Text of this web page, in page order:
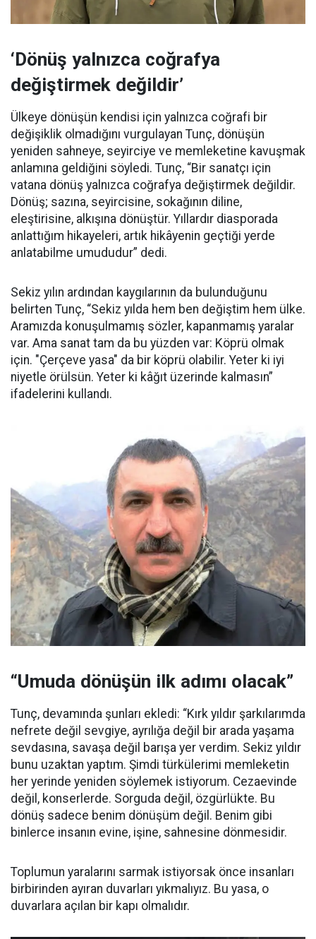
‘Dönüş yalnızca coğrafya
değiştirmek değildir’
Ülkeye dönüşün kendisi için yalnızca coğrafi bir
değişiklik olmadığını vurgulayan Tunç, dönüşün
yeniden sahneye, seyirciye ve memleketine kavuşmak
anlamına geldiğini söyledi. Tunç, “Bir sanatçı için
vatana dönüş yalnızca coğrafya değiştirmek değildir.
Dönüş; sazına, seyircisine, sokağının diline,
eleştirisine, alkışına dönüştür. Yıllardır diasporada
anlattığım hikayeleri, artık hikâyenin geçtiği yerde
anlatabilme umududur” dedi.
Sekiz yılın ardından kaygılarının da bulunduğunu
belirten Tunç, “Sekiz yılda hem ben değiştim hem ülke.
Aramızda konuşulmamış sözler, kapanmamış yaralar
var. Ama sanat tam da bu yüzden var: Köprü olmak
için. "Çerçeve yasa" da bir köprü olabilir. Yeter ki iyi
niyetle örülsün. Yeter ki kâğıt üzerinde kalmasın”
ifadelerini kullandı.
“Umuda dönüşün ilk adımı olacak”
Tunç, devamında şunları ekledi: “Kırk yıldır şarkılarımda
nefrete değil sevgiye, ayrılığa değil bir arada yaşama
sevdasına, savaşa değil barışa yer verdim. Sekiz yıldır
bunu uzaktan yaptım. Şimdi türkülerimi memleketin
her yerinde yeniden söylemek istiyorum. Cezaevinde
değil, konserlerde. Sorguda değil, özgürlükte. Bu
dönüş sadece benim dönüşüm değil. Benim gibi
binlerce insanın evine, işine, sahnesine dönmesidir.
Toplumun yaralarını sarmak istiyorsak önce insanları
birbirinden ayıran duvarları yıkmalıyız. Bu yasa, o
duvarlara açılan bir kapı olmalıdır.